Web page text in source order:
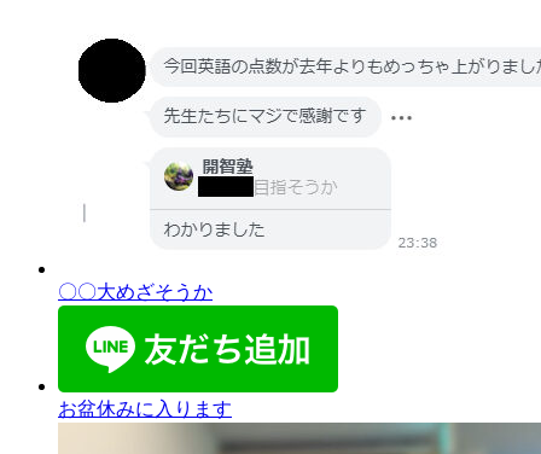
〇〇大めざそうか
お盆休みに入ります